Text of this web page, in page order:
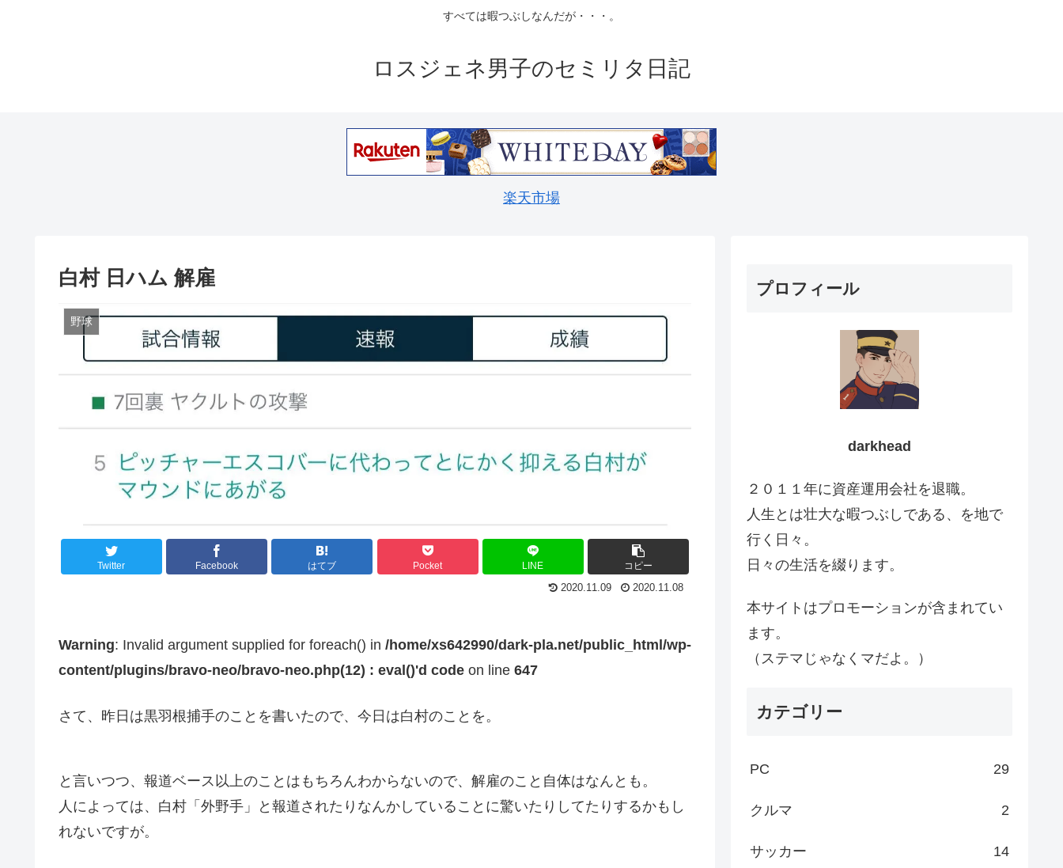
すべては暇つぶしなんだが・・・。
ロスジェネ男子のセミリタ日記
楽天市場
白村 日ハム 解雇
野球
Twitter Facebook はてブ Pocket LINE コピー
2020.11.09 2020.11.08
Warning: Invalid argument supplied for foreach() in /home/xs642990/dark-pla.net/public_html/wp-
content/plugins/bravo-neo/bravo-neo.php(12) : eval()'d code on line 647
さて、昨日は黒羽根捕手のことを書いたので、今日は白村のことを。
と言いつつ、報道ベース以上のことはもちろんわからないので、解雇のこと自体はなんとも。
人によっては、白村「外野手」と報道されたりなんかしていることに驚いたりしてたりするかもし
れないですが。
プロフィール
darkhead
２０１１年に資産運用会社を退職。
人生とは壮大な暇つぶしである、を地で
行く日々。
日々の生活を綴ります。
本サイトはプロモーションが含まれてい
ます。
（ステマじゃなくマだよ。）
カテゴリー
PC 29
クルマ 2
サッカー 14